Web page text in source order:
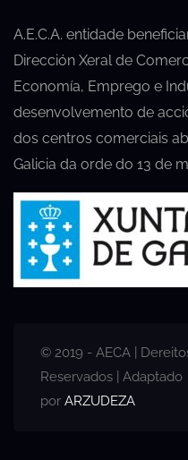
A.E.C.A. entidade
Dirección Xeral de
Economía, Emprego e
desenvolvemento de
dos centros comerciais
Galicia da orde do 13 de
© 2019 - AECA |
Reservados | Adaptado
por ARZUDEZA